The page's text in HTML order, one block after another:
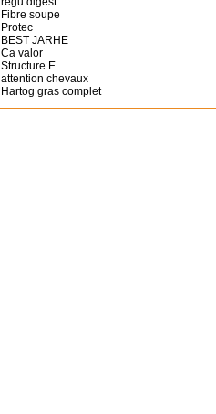
Fibre soupe
Protec
BEST JARHE
Ca valor
Structure E
attention chevaux
Hartog gras complet